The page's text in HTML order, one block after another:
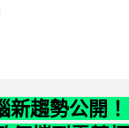
新趨勢公開